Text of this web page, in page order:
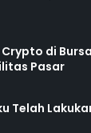
di
Pasar
Telah